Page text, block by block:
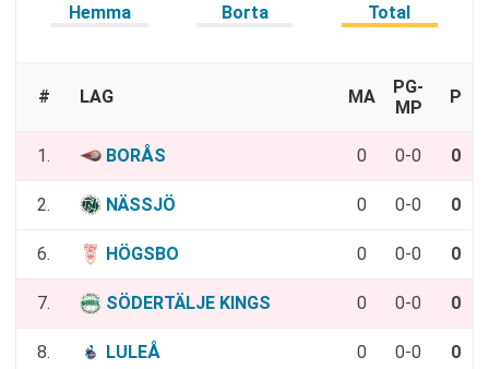
Hemma Borta Total
# LAG MA
PG-
MP
P
1. BORÅS 0 0-0 0
2. NÄSSJÖ 0 0-0 0
6. HÖGSBO 0 0-0 0
7. SÖDERTÄLJE KINGS 0 0-0 0
8. LULEÅ 0 0-0 0